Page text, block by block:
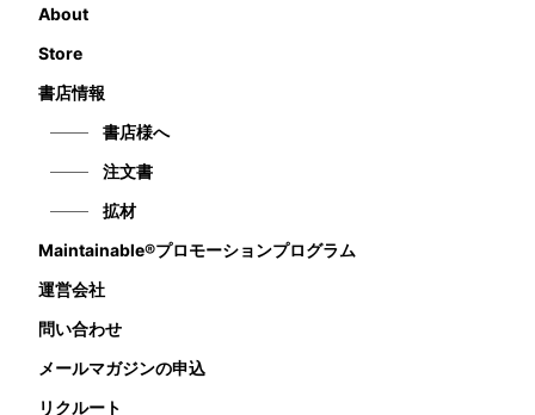
About
Store
書店情報
書店様へ
注文書
拡材
Maintainable®プロモーションプログラム
運営会社
問い合わせ
メールマガジンの申込
リクルート